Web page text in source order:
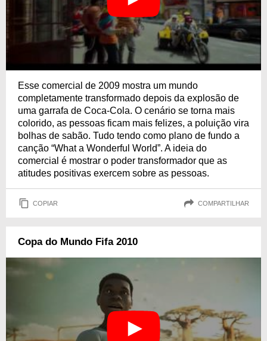
Esse comercial de 2009 mostra um mundo
completamente transformado depois da explosão de
uma garrafa de Coca-Cola. O cenário se torna mais
colorido, as pessoas ficam mais felizes, a poluição vira
bolhas de sabão. Tudo tendo como plano de fundo a
canção “What a Wonderful World”. A ideia do
comercial é mostrar o poder transformador que as
atitudes positivas exercem sobre as pessoas.
COPIAR COMPARTILHAR
Copa do Mundo Fifa 2010